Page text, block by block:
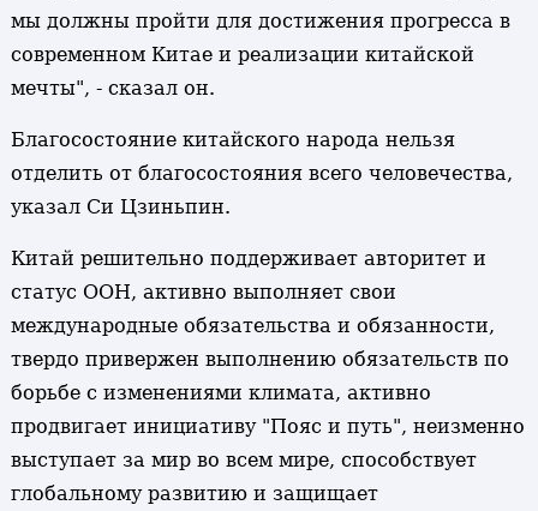
мы должны пройти для достижения прогресса в
современном Китае и реализации китайской
мечты", - сказал он.
Благосостояние китайского народа нельзя
отделить от благосостояния всего человечества,
указал Си Цзиньпин.
Китай решительно поддерживает авторитет и
статус ООН, активно выполняет свои
международные обязательства и обязанности,
твердо привержен выполнению обязательств по
борьбе с изменениями климата, активно
продвигает инициативу "Пояс и путь", неизменно
выступает за мир во всем мире, способствует
глобальному развитию и защищает